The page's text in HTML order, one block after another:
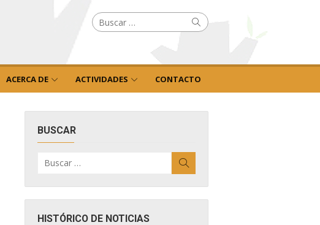
Buscar
por: Buscar
ACERCA DE ACTIVIDADES CONTACTO
BUSCAR
por:
HISTÓRICO DE NOTICIAS